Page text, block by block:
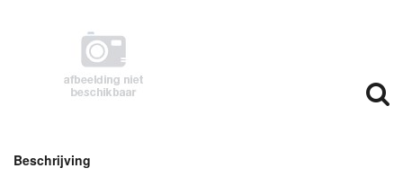
Beschrijving